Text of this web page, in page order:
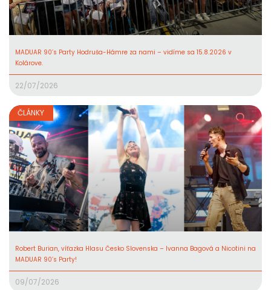
MADUAR 90’s Party Hodruša-Hámre za nami – vidíme sa 15.8.2026 v
Kolárove.
22/07/2026
ČLÁNKY
Robert Burian, víťazka Hlasu Česko Slovenska – Ivanna Bagová a Nicotini na
MADUAR 90’s Party!
09/07/2026